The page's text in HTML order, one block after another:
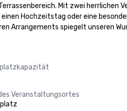
Mit zwei herrlichen
Hochzeitstag oder eine
Arrangements spiegelt unseren
Veranstaltungsortes